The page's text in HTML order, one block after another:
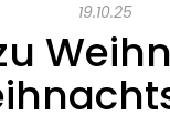
19.10.25